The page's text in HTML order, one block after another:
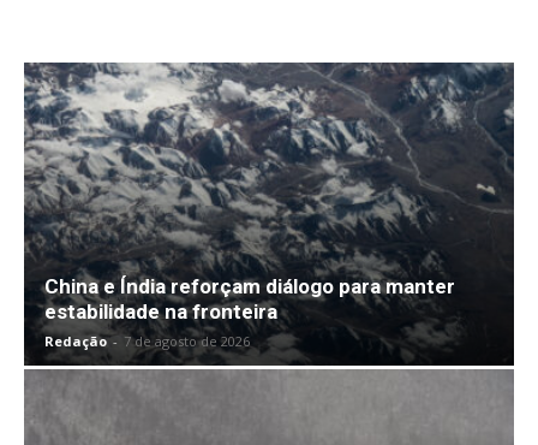
China e Índia reforçam diálogo para manter
estabilidade na fronteira
Redação - 7 de agosto de 2026